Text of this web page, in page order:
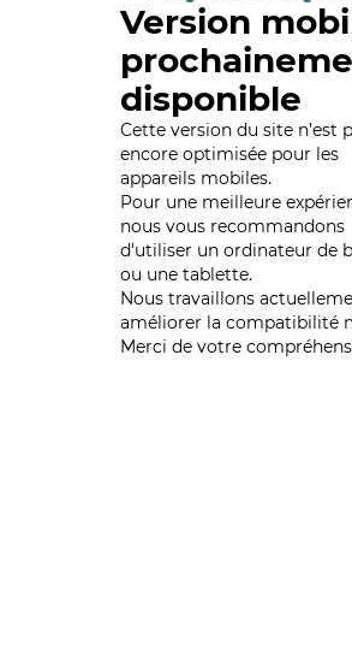
Version
disponible
Cette version du site n’est
encore optimisée pour les
appareils mobiles.
Pour une meilleure
nous vous recommandons
d'utiliser un ordinateur de
ou une tablette.
Nous travaillons
améliorer la compatibilité
Merci de votre